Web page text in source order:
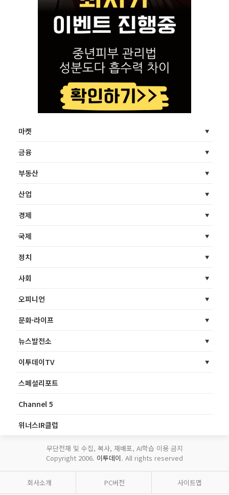
마켓
금융
부동산
산업
경제
국제
정치
사회
오피니언
문화·라이프
뉴스발전소
이투데이TV
스페셜리포트
Channel 5
위너스IR클럽
무단전재 및 수집, 복사, 재배포, AI학습 이용 금지
Copyright 2006. 이투데이. All rights reserved
회사소개 PC버전 사이트맵